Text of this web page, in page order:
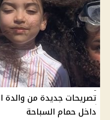
تصريحات جديدة من والدة
داخل حمام السباحة